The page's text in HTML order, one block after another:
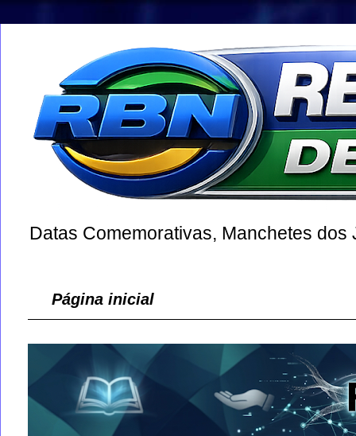
Datas Comemorativas, Manchetes
Página inicial